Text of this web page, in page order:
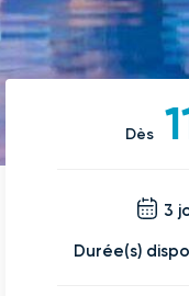
Dès
3
Durée(s)